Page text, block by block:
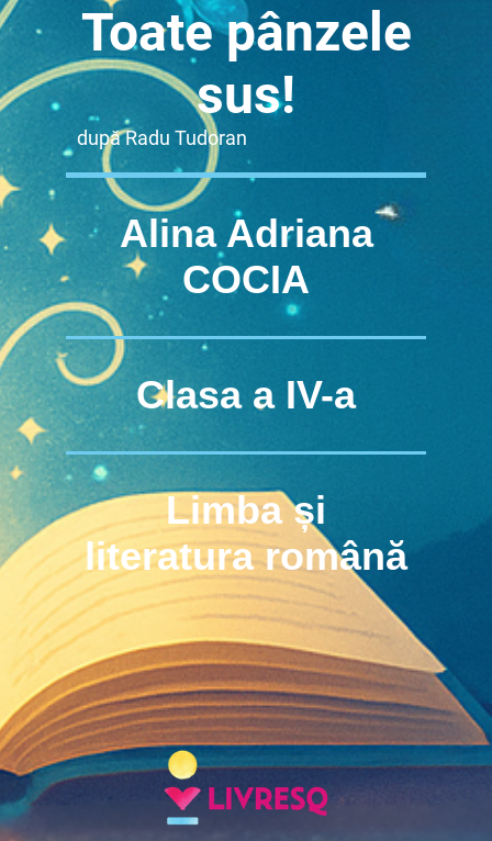
Toate pânzele
sus!
după Radu Tudoran
Alina Adriana
COCIA
Clasa a IV-a
Limba și
literatura română